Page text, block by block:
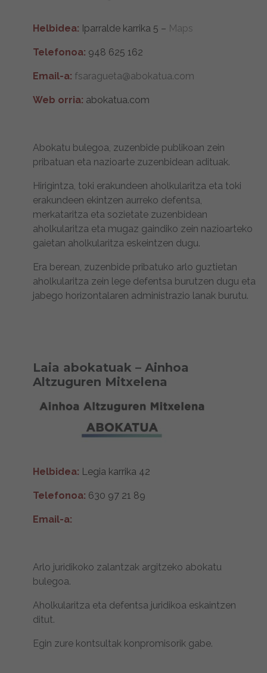
Helbidea: Iparralde karrika 5 – Maps
Telefonoa: 948 625 162
Email-a: fsaragueta@abokatua.com
Web orria: abokatua.com
Abokatu bulegoa, zuzenbide publikoan zein
pribatuan eta nazioarte zuzenbidean adituak.
Hirigintza, toki erakundeen aholkularitza eta toki
erakundeen ekintzen aurreko defentsa,
merkataritza eta sozietate zuzenbidean
aholkularitza eta mugaz gaindiko zein nazioarteko
gaietan aholkularitza eskeintzen dugu.
Era berean, zuzenbide pribatuko arlo guztietan
aholkularitza zein lege defentsa burutzen dugu eta
jabego horizontalaren administrazio lanak burutu.
Laia abokatuak – Ainhoa
Altzuguren Mitxelena
Helbidea: Legia karrika 42
Telefonoa: 630 97 21 89
Email-a:
Arlo juridikoko zalantzak argitzeko abokatu
bulegoa.
Aholkularitza eta defentsa juridikoa eskaintzen
ditut.
Egin zure kontsultak konpromisorik gabe.